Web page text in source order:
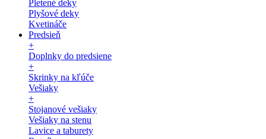
Pletené deky
Plyšové deky
Kvetináče
Predsieň
+
Doplnky do predsiene
+
Skrinky na kľúče
Vešiaky
+
Stojanové vešiaky
Vešiaky na stenu
Lavice a taburety